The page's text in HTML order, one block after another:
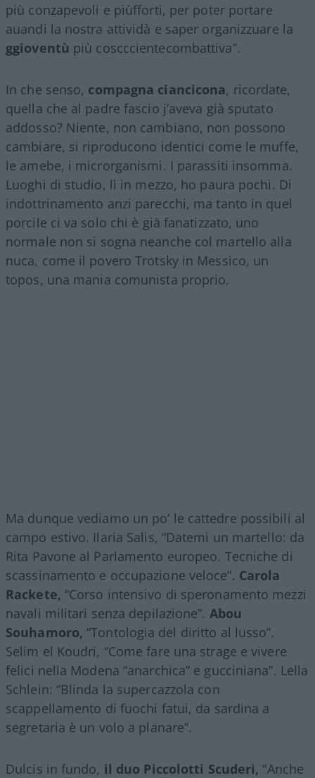
più conzapevoli e piùfforti, per poter portare
auandi la nostra attividà e saper organizzuare la
ggioventù più coscccientecombattiva”.
In che senso, compagna ciancicona, ricordate,
quella che al padre fascio j’aveva già sputato
addosso? Niente, non cambiano, non possono
cambiare, si riproducono identici come le muffe,
le amebe, i microrganismi. I parassiti insomma.
Luoghi di studio, lì in mezzo, ho paura pochi. Di
indottrinamento anzi parecchi, ma tanto in quel
porcile ci va solo chi è già fanatizzato, uno
normale non si sogna neanche col martello alla
nuca, come il povero Trotsky in Messico, un
topos, una mania comunista proprio.
Ma dunque vediamo un po’ le cattedre possibili al
campo estivo. Ilaria Salis, “Datemi un martello: da
Rita Pavone al Parlamento europeo. Tecniche di
scassinamento e occupazione veloce”. Carola
Rackete, “Corso intensivo di speronamento mezzi
navali militari senza depilazione”. Abou
Souhamoro, “Tontologia del diritto al lusso”.
Selim el Koudri, “Come fare una strage e vivere
felici nella Modena “anarchica” e gucciniana”. Lella
Schlein: “Blinda la supercazzola con
scappellamento di fuochi fatui, da sardina a
segretaria è un volo a planare”.
Dulcis in fundo, il duo Piccolotti Scuderi, “Anche